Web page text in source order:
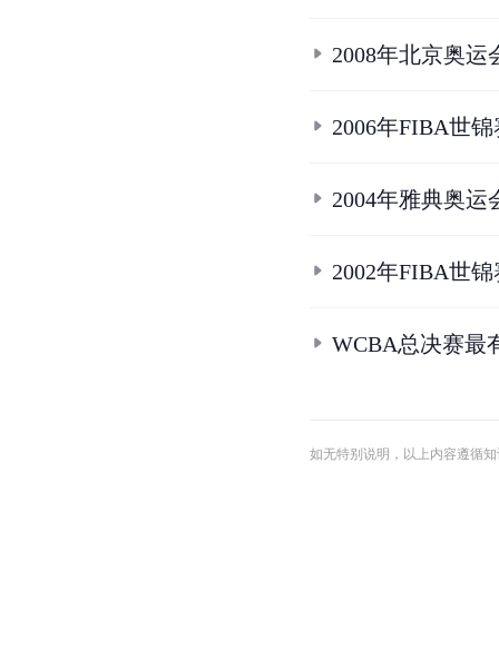
2008年北京奥
2006年FIBA世
2004年雅典奥
2002年FIBA世
WCBA总决赛最
如无特别说明，以上内容遵循